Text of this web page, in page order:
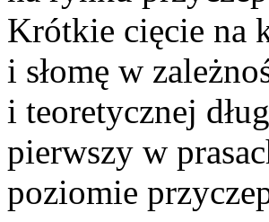
Krótkie cięcie na
i słomę w
i teoretycznej
pierwszy w
poziomie